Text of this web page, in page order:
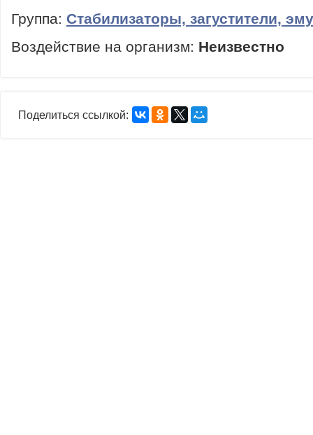
Группа: Стабилизаторы, загустители,
Воздействие на организм: Неизвестно
Поделиться ссылкой: